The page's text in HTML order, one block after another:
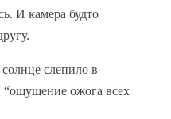
И камера будто
слепило в
“ощущение ожога всех